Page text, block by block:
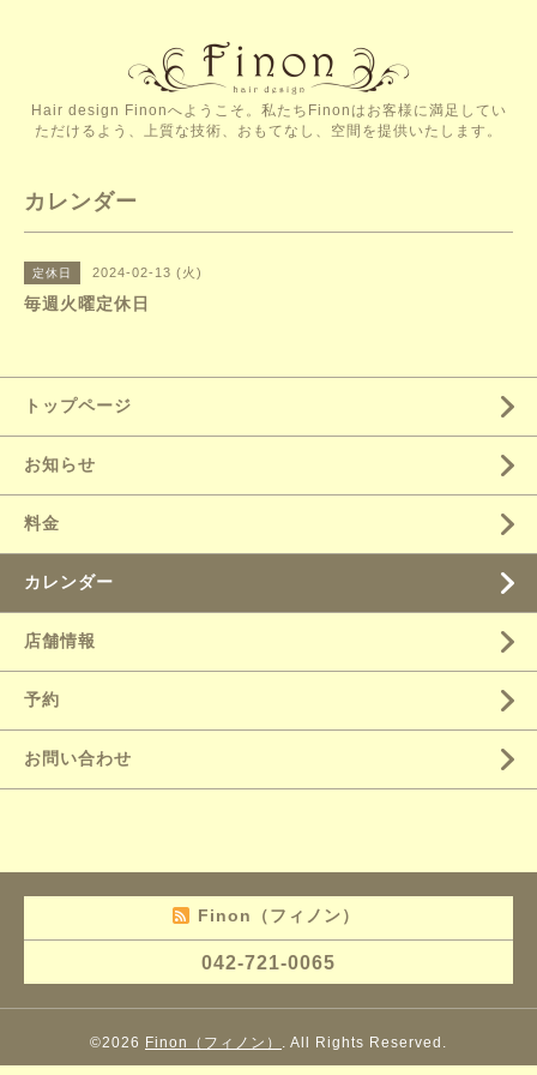
Hair design Finonへようこそ。私たちFinonはお客様に満足してい
ただけるよう、上質な技術、おもてなし、空間を提供いたします。
カレンダー
定休日 2024-02-13 (火)
毎週火曜定休日
トップページ
お知らせ
料金
カレンダー
店舗情報
予約
お問い合わせ
Finon（フィノン）
042-721-0065
©2026 Finon（フィノン） . All Rights Reserved.